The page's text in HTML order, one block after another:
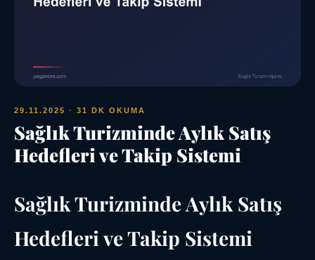
29.11.2025 · 31 DK OKUMA
Sağlık Turizminde Aylık Satış
Hedefleri ve Takip Sistemi
Sağlık Turizminde Aylık Satış
Hedefleri ve Takip Sistemi